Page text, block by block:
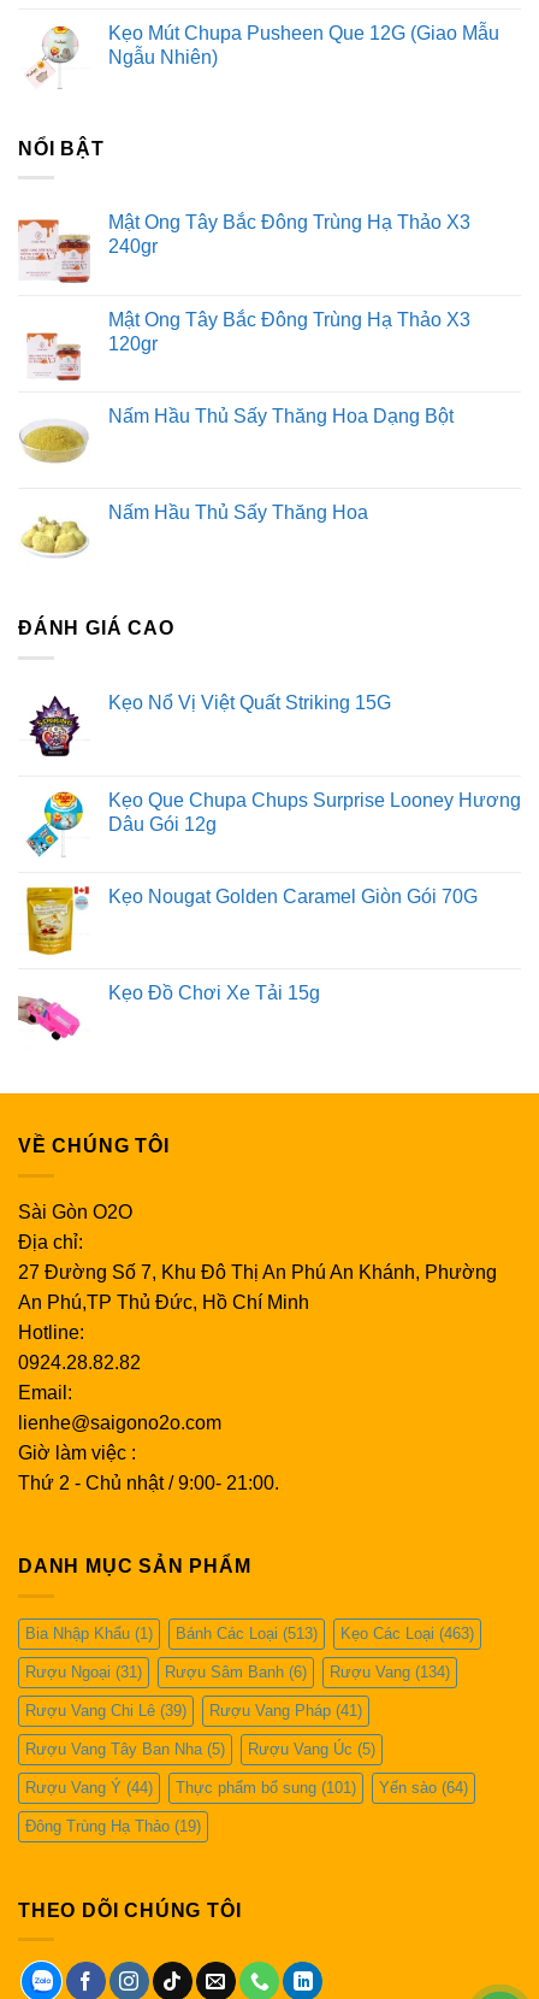
Kẹo Mút Chupa Pusheen Que 12G (Giao Mẫu
Ngẫu Nhiên)
NỔI BẬT
Mật Ong Tây Bắc Đông Trùng Hạ Thảo X3
240gr
Mật Ong Tây Bắc Đông Trùng Hạ Thảo X3
120gr
Nấm Hầu Thủ Sấy Thăng Hoa Dạng Bột
Nấm Hầu Thủ Sấy Thăng Hoa
ĐÁNH GIÁ CAO
Kẹo Nổ Vị Việt Quất Striking 15G
Kẹo Que Chupa Chups Surprise Looney Hương
Dâu Gói 12g
Kẹo Nougat Golden Caramel Giòn Gói 70G
Kẹo Đồ Chơi Xe Tải 15g
VỀ CHÚNG TÔI
Sài Gòn O2O
Địa chỉ:
27 Đường Số 7, Khu Đô Thị An Phú An Khánh, Phường
An Phú,TP Thủ Đức, Hồ Chí Minh
Hotline:
0924.28.82.82
Email:
lienhe@saigono2o.com
Giờ làm việc :
Thứ 2 - Chủ nhật / 9:00- 21:00.
DANH MỤC SẢN PHẨM
Bia Nhập Khẩu (1) Bánh Các Loại (513) Kẹo Các Loại (463)
Rượu Ngoại (31) Rượu Sâm Banh (6) Rượu Vang (134)
Rượu Vang Chi Lê (39) Rượu Vang Pháp (41)
Rượu Vang Tây Ban Nha (5) Rượu Vang Úc (5)
Rượu Vang Ý (44) Thực phẩm bổ sung (101) Yến sào (64)
Đông Trùng Hạ Thảo (19)
THEO DÕI CHÚNG TÔI